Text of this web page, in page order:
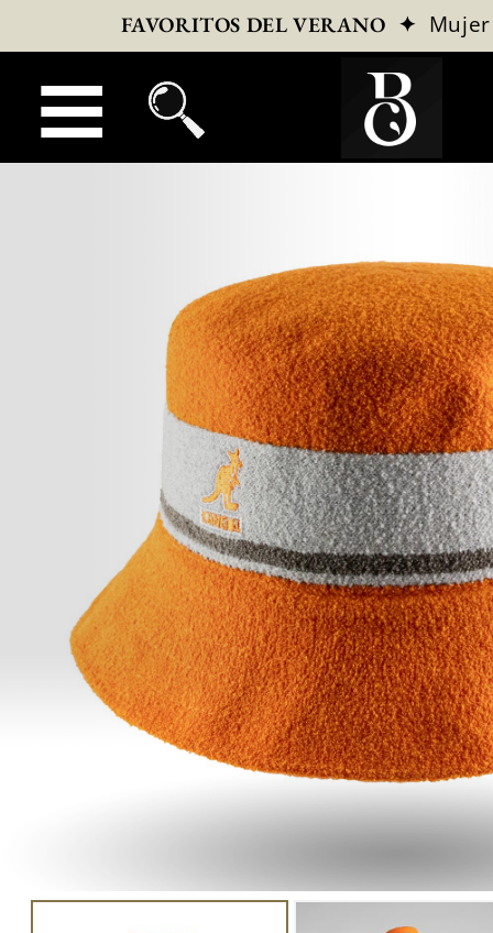
FAVORITOS DEL VERANO ✦ Mujer